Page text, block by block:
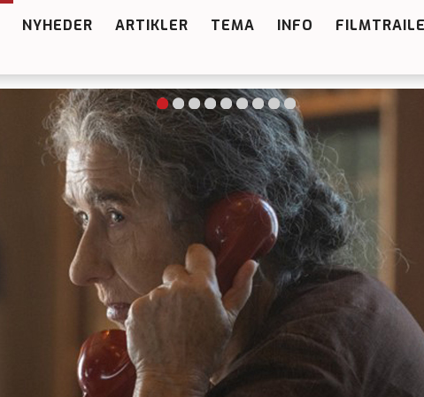
NYHEDER ARTIKLER TEMA INFO